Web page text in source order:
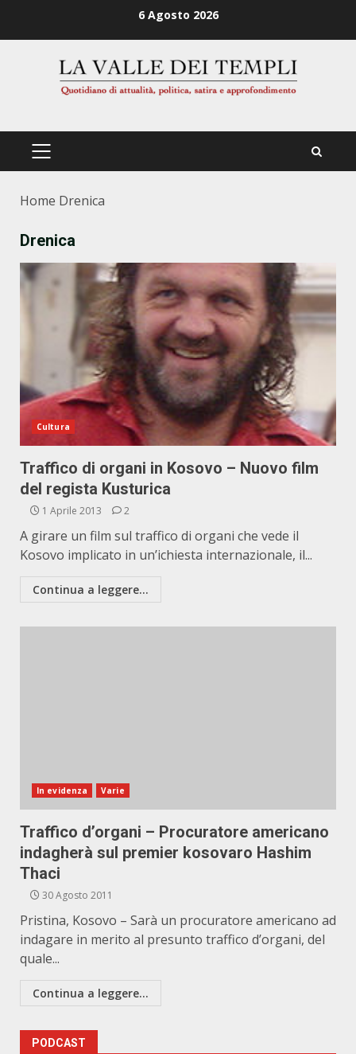
6 Agosto 2026
PRIMÄRES
Home Drenica
Drenica
Cultura
Traffico di organi in Kosovo – Nuovo film
del regista Kusturica
1 Aprile 2013 2
A girare un film sul traffico di organi che vede il
Kosovo implicato in un’ichiesta internazionale, il...
Continua a leggere...
In evidenza Varie
Traffico d’organi – Procuratore americano
indagherà sul premier kosovaro Hashim
Thaci
30 Agosto 2011
Pristina, Kosovo – Sarà un procuratore americano ad
indagare in merito al presunto traffico d’organi, del
quale...
Continua a leggere...
PODCAST